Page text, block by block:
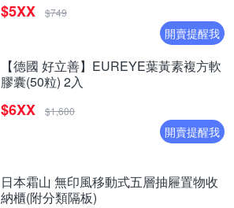
$5XX $749
開賣提醒我
【德國 好立善】EUREYE葉黃素複方軟
膠囊(50粒) 2入
$6XX $1,600
開賣提醒我
日本霜山 無印風移動式五層抽屜置物收
納櫃(附分類隔板)